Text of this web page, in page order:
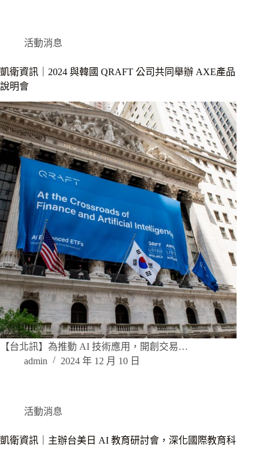
活動消息
凱衛資訊｜2024 與韓國 QRAFT 公司共同舉辦 AXE產品
說明會
【台北訊】為推動 AI 技術應用，開創交易…
admin
2024 年 12 月 10 日
活動消息
凱衛資訊｜主辦台美日 AI 教育研討會，深化國際教育科